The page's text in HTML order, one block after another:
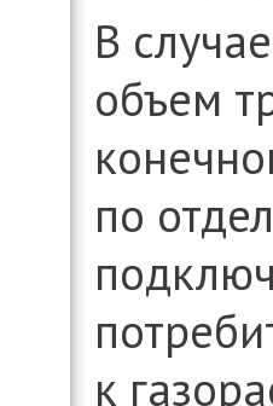
В
объем
по
к